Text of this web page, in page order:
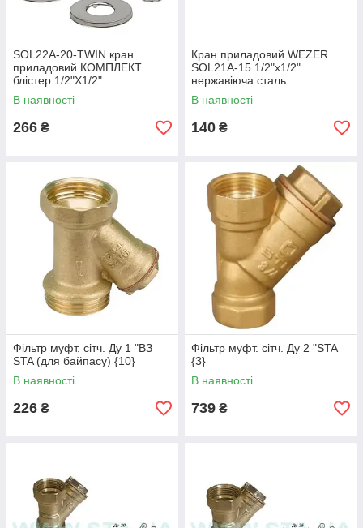
SOL22A-20-TWIN кран
приладовий КОМПЛЕКТ
блістер 1/2"X1/2"
(синій+червоний) нерж
(пара) {40}
В наявності
266 ₴
Кран приладовий WEZER
SOL21A-15 1/2"x1/2"
нержавіюча сталь
В наявності
140 ₴
Фільтр муфт. сітч. Ду 1 "ВЗ
STA (для байпасу) {10}
В наявності
226 ₴
Фільтр муфт. сітч. Ду 2 "STA
{3}
В наявності
739 ₴